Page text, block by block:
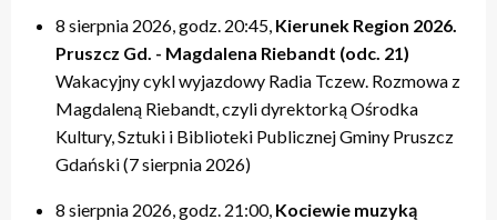
8 sierpnia 2026, godz. 20:45, Kierunek Region 2026.
Pruszcz Gd. - Magdalena Riebandt (odc. 21)
Wakacyjny cykl wyjazdowy Radia Tczew. Rozmowa z
Magdaleną Riebandt, czyli dyrektorką Ośrodka
Kultury, Sztuki i Biblioteki Publicznej Gminy Pruszcz
Gdański (7 sierpnia 2026)
8 sierpnia 2026, godz. 21:00, Kociewie muzyką